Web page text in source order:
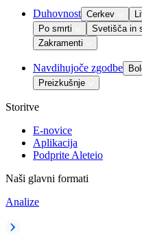
Duhovnost Cerkev
Po smrti
Svetišča in
Zakramenti
Navdihujoče zgodbe
Preizkušnje
Storitve
E-novice
Aplikacija
Podprite Aleteio
Naši glavni formati
Analize